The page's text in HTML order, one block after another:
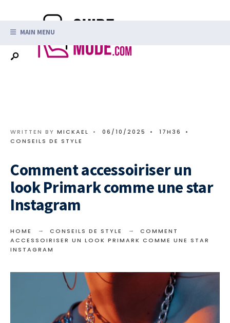
contentMAIN MENU
WRITTEN BY MICKAEL • 06/10/2025 • 17H36
•
CONSEILS DE STYLE
Comment accessoiriser un
look Primark comme une star
Instagram
HOME CONSEILS DE STYLE
COMMENT
ACCESSOIRISER UN LOOK PRIMARK COMME UNE STAR
INSTAGRAM